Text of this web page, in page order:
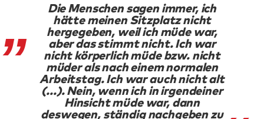
Die Menschen sagen immer, ich
hätte meinen Sitzplatz nicht
hergegeben, weil ich müde war,
aber das stimmt nicht. Ich war
nicht körperlich müde bzw. nicht
müder als nach einem normalen
Arbeitstag. Ich war auch nicht alt
(...). Nein, wenn ich in irgendeiner
Hinsicht müde war, dann
deswegen, ständig nachgeben zu